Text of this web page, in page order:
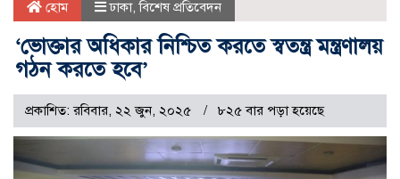
হোম ঢাকা,বিশেষ প্রতিবেদন
‘ভোক্তার অধিকার নিশ্চিত করতে স্বতন্ত্র মন্ত্রণালয়
গঠন করতে হবে’
প্রকাশিত: রবিবার, ২২ জুন, ২০২৫ ৮২৫ বার পড়া হয়েছে